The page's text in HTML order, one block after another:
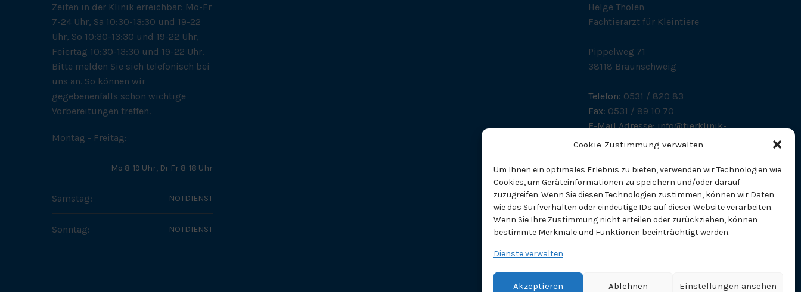
Cookie-Zustimmung verwalten
Um Ihnen ein optimales Erlebnis zu bieten, verwenden wir Technologien wie
Cookies, um Geräteinformationen zu speichern und/oder darauf
zuzugreifen. Wenn Sie diesen Technologien zustimmen, können wir Daten
wie das Surfverhalten oder eindeutige IDs auf dieser Website verarbeiten.
Wenn Sie Ihre Zustimmung nicht erteilen oder zurückziehen, können
bestimmte Merkmale und Funktionen beeinträchtigt werden.
Dienste verwalten
Akzeptieren Ablehnen Einstellungen ansehen
Zeiten in der Klinik erreichbar: Mo-Fr
7-24 Uhr, Sa 10:30-13:30 und 19-22
Uhr, So 10:30-13:30 und 19-22 Uhr,
Feiertag 10:30-13:30 und 19-22 Uhr.
Bitte melden Sie sich telefonisch bei
uns an. So können wir
gegebenenfalls schon wichtige
Vorbereitungen treffen.
Montag - Freitag:
Mo 8-19 Uhr, Di-Fr 8-18 Uhr
Samstag: NOTDIENST
Sonntag: NOTDIENST
Helge Tholen
Fachtierarzt für Kleintiere
Pippelweg 71
38118 Braunschweig
Telefon: 0531 / 820 83
Fax: 0531 / 89 10 70
E-Mail Adresse:info@tierklinik-
tholen.de